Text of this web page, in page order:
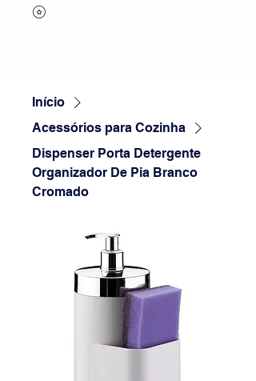
Início
Acessórios para Cozinha
Dispenser Porta Detergente
Organizador De Pia Branco
Cromado